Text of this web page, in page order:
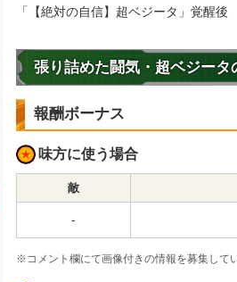
「【絶対の自信】超ベジータ」覚醒後
張り詰めた闘気・超ベジータ
報酬ボーナス
味方に使う場合
敵
-
※コメント欄にて画像付きの情報を募集して